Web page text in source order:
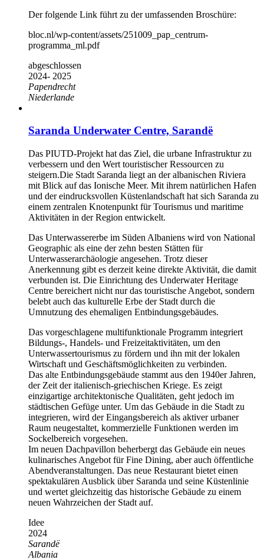
Der folgende Link führt zu der umfassenden Broschüre:
bloc.nl/wp-content/assets/251009_pap_centrum-
programma_ml.pdf
abgeschlossen
2024- 2025
Papendrecht
Niederlande
Saranda Underwater Centre, Sarandë
Das PIUTD-Projekt hat das Ziel, die urbane Infrastruktur zu
verbessern und den Wert touristischer Ressourcen zu
steigern.Die Stadt Saranda liegt an der albanischen Riviera
mit Blick auf das Ionische Meer. Mit ihrem natürlichen Hafen
und der eindrucksvollen Küstenlandschaft hat sich Saranda zu
einem zentralen Knotenpunkt für Tourismus und maritime
Aktivitäten in der Region entwickelt.
Das Unterwassererbe im Süden Albaniens wird von National
Geographic als eine der zehn besten Stätten für
Unterwasserarchäologie angesehen. Trotz dieser
Anerkennung gibt es derzeit keine direkte Aktivität, die damit
verbunden ist. Die Einrichtung des Underwater Heritage
Centre bereichert nicht nur das touristische Angebot, sondern
belebt auch das kulturelle Erbe der Stadt durch die
Umnutzung des ehemaligen Entbindungsgebäudes.
Das vorgeschlagene multifunktionale Programm integriert
Bildungs-, Handels- und Freizeitaktivitäten, um den
Unterwassertourismus zu fördern und ihn mit der lokalen
Wirtschaft und Geschäftsmöglichkeiten zu verbinden.
Das alte Entbindungsgebäude stammt aus den 1940er Jahren,
der Zeit der italienisch-griechischen Kriege. Es zeigt
einzigartige architektonische Qualitäten, geht jedoch im
städtischen Gefüge unter. Um das Gebäude in die Stadt zu
integrieren, wird der Eingangsbereich als aktiver urbaner
Raum neugestaltet, kommerzielle Funktionen werden im
Sockelbereich vorgesehen.
Im neuen Dachpavillon beherbergt das Gebäude ein neues
kulinarisches Angebot für Fine Dining, aber auch öffentliche
Abendveranstaltungen. Das neue Restaurant bietet einen
spektakulären Ausblick über Saranda und seine Küstenlinie
und wertet gleichzeitig das historische Gebäude zu einem
neuen Wahrzeichen der Stadt auf.
Idee
2024
Sarandë
Albania